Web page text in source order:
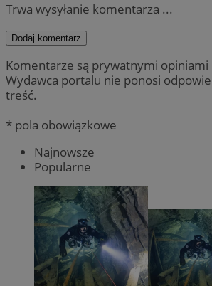
Trwa wysyłanie komentarza ...
Dodaj komentarz
Komentarze są prywatnymi
Wydawca portalu nie ponosi
treść.
* pola obowiązkowe
Najnowsze
Popularne